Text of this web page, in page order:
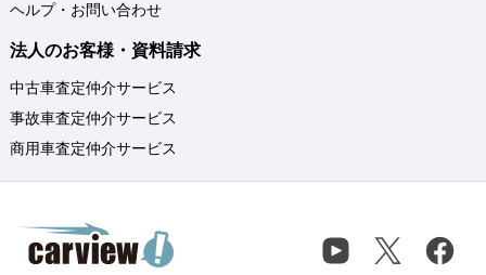
ヘルプ・お問い合わせ
法人のお客様・資料請求
中古車査定仲介サービス
事故車査定仲介サービス
商用車査定仲介サービス